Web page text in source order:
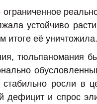
устойчиво
итоге её уничтожила.
тюльпаномания
стабильно росли в
дефицит и спрос